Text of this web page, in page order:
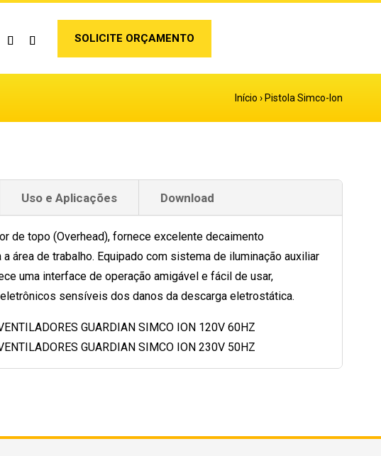
SOLICITE ORÇAMENTO
Início › Pistola Simco-Ion
Uso e Aplicações Download
de topo (Overhead), fornece excelente decaimento
área de trabalho. Equipado com sistema de iluminação auxiliar
uma interface de operação amigável e fácil de usar,
sensíveis dos danos da descarga eletrostática.
GUARDIAN SIMCO ION 120V 60HZ
GUARDIAN SIMCO ION 230V 50HZ